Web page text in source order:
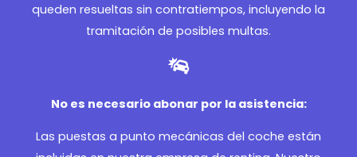
queden resueltas sin contratiempos, incluyendo la
tramitación de posibles multas.
No es necesario abonar por la asistencia:
Las puestas a punto mecánicas del coche están